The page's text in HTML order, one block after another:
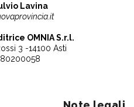
Lavina
OMNIA S.r.l.
3 -14100 Asti